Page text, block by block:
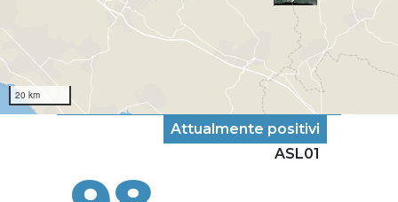
20 km
Attualmente positivi
ASL01